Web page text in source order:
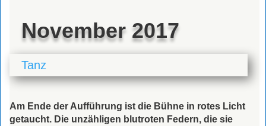
November 2017
Tanz
Am Ende der Aufführung ist die Bühne in rotes Licht
getaucht. Die unzähligen blutroten Federn, die sie